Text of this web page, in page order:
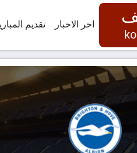
اخر الاخبار تقديم